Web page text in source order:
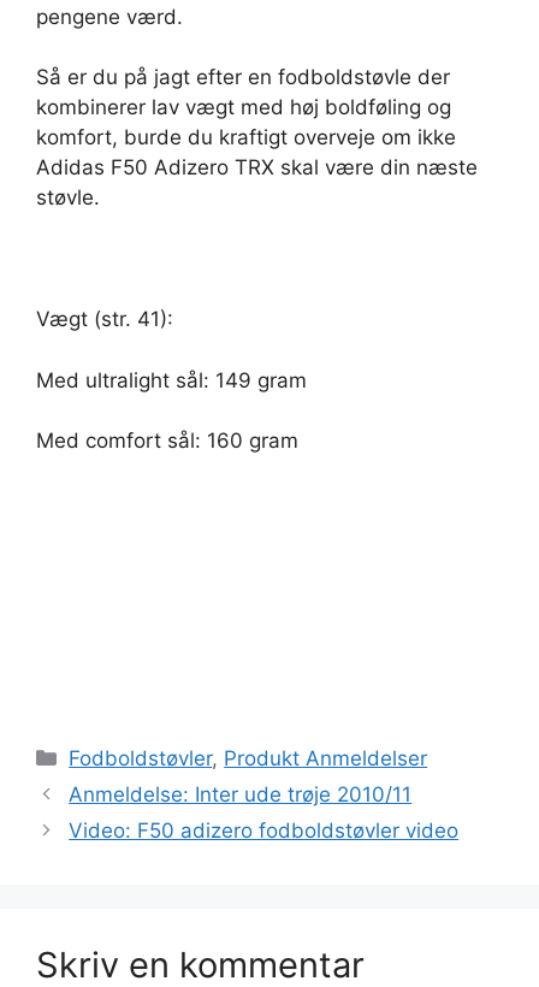
pengene værd.
Så er du på jagt efter en fodboldstøvle der
kombinerer lav vægt med høj boldføling og
komfort, burde du kraftigt overveje om ikke
Adidas F50 Adizero TRX skal være din næste
støvle.
Vægt (str. 41):
Med ultralight sål: 149 gram
Med comfort sål: 160 gram
Kategorier
Fodboldstøvler, Produkt Anmeldelser
Anmeldelse: Inter ude trøje 2010/11
Video: F50 adizero fodboldstøvler video
Skriv en kommentar